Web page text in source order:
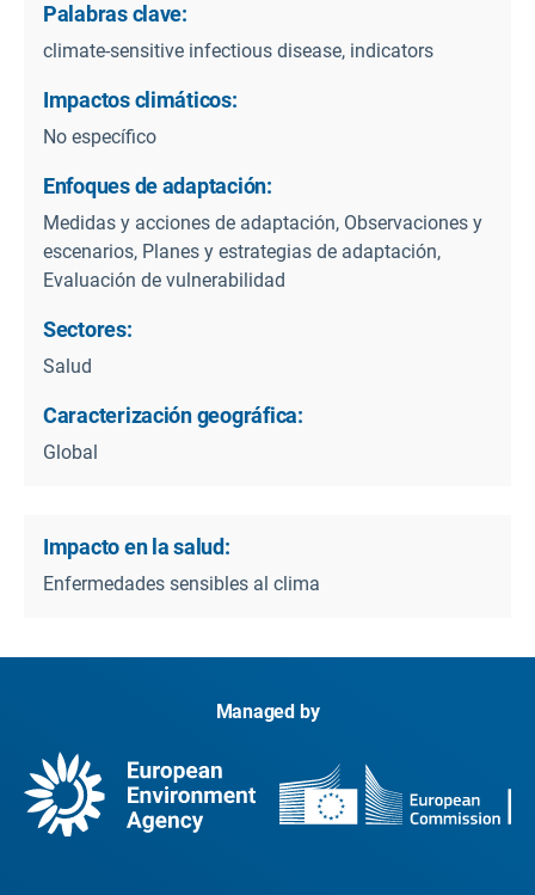
Palabras clave:
climate-sensitive infectious disease, indicators
Impactos climáticos:
No específico
Enfoques de adaptación:
Medidas y acciones de adaptación, Observaciones y
escenarios, Planes y estrategias de adaptación,
Evaluación de vulnerabilidad
Sectores:
Salud
Caracterización geográfica:
Global
Impacto en la salud:
Enfermedades sensibles al clima
Managed by